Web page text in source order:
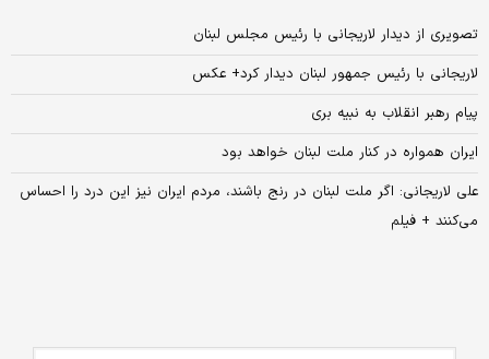
تصویری از دیدار لاریجانی با رئیس مجلس لبنان
لاریجانی با رئیس جمهور لبنان دیدار کرد+ عکس
پیام رهبر انقلاب به نبیه ‌بری
ایران همواره در کنار ملت لبنان خواهد بود
علی لاریجانی: اگر ملت لبنان در رنج باشند، مردم ایران نیز این درد را احساس
می‌کنند + فیلم